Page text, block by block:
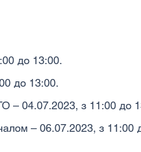
до 13:00.
до 13:00.
– 04.07.2023, з 11:00 до
– 06.07.2023, з 11:00